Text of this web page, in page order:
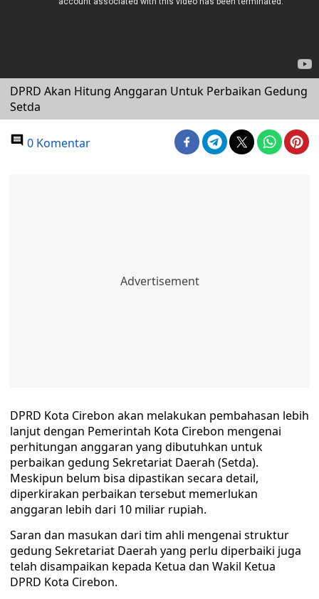
DPRD Akan Hitung Anggaran Untuk Perbaikan Gedung
Setda
0 Komentar
DPRD Kota Cirebon akan melakukan pembahasan lebih
lanjut dengan Pemerintah Kota Cirebon mengenai
perhitungan anggaran yang dibutuhkan untuk
perbaikan gedung Sekretariat Daerah (Setda).
Meskipun belum bisa dipastikan secara detail,
diperkirakan perbaikan tersebut memerlukan
anggaran lebih dari 10 miliar rupiah.
Saran dan masukan dari tim ahli mengenai struktur
gedung Sekretariat Daerah yang perlu diperbaiki juga
telah disampaikan kepada Ketua dan Wakil Ketua
DPRD Kota Cirebon.